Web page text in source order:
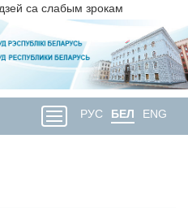
са слабым зрокам
РУС БЕЛ ENG